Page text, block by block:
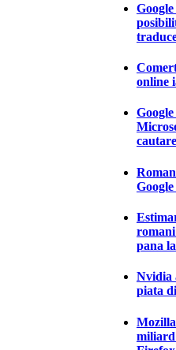
online
pana
Nvidia
piata
Mozilla
miliard